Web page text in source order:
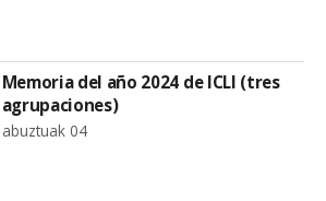
Memoria del año 2024 de ICLI (tres
agrupaciones)
abuztuak 04